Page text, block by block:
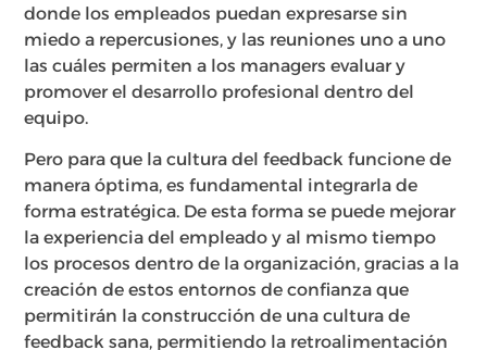
donde los empleados puedan expresarse sin
miedo a repercusiones, y las reuniones uno a uno
las cuáles permiten a los managers evaluar y
promover el desarrollo profesional dentro del
equipo.
Pero para que la cultura del feedback funcione de
manera óptima, es fundamental integrarla de
forma estratégica. De esta forma se puede mejorar
la experiencia del empleado y al mismo tiempo
los procesos dentro de la organización, gracias a la
creación de estos entornos de confianza que
permitirán la construcción de una cultura de
feedback sana, permitiendo la retroalimentación